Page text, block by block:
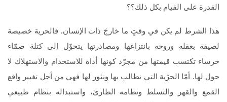
القدرة على القيام بكل ذلك؟؟
هذا الشرط لم يكن في وقتٍ ما خارجَ ذات الإنسان. فالحرية خصيصة
لصيقة بعقله وروحه بانتزاعها ومصادرتها يتحوّل إلى كتلة صمّاء
خرساء تكتسب قيمتها من مجرّد كونها أداة للاستخدام والاستهلاك لا
حول لها. أمّا الحرّية التي نطالب بها ونثور لها فهي من أجل تغيير واقع
القمع والقهر والتسلط ونظامه الطارئ، واستبداله بنظام طبيعي